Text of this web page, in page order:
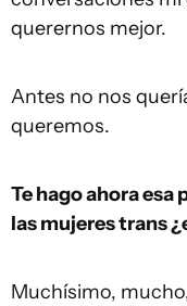
querernos mejor.
Antes no nos
queremos.
Te hago ahora esa
las mujeres trans
Muchísimo,